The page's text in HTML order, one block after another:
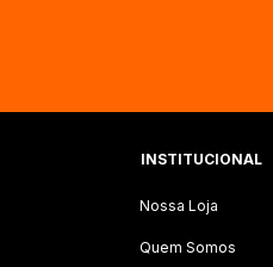
INSTITUCIONAL
Nossa Loja
Quem Somos